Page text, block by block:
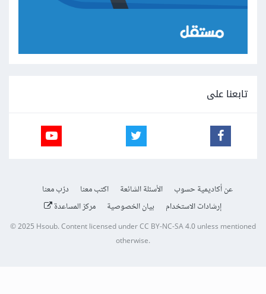
تابعنا على
عن أكاديمية حسوب الأسئلة الشائعة اكتب معنا
درّب معنا
إرشادات الاستخدام
بيان الخصوصية مركز المساعدة
© 2025 Hsoub.Content licensed underCC BY-NC-SA 4.0unless mentioned
otherwise.